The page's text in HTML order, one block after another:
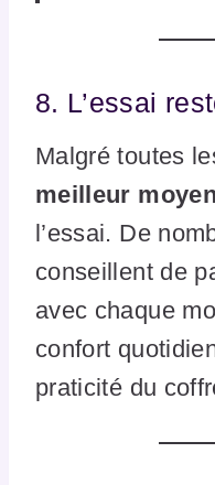
8. L’essai
Malgré toutes
meilleur
l’essai. De
conseillent de
avec chaque
confort
praticité du